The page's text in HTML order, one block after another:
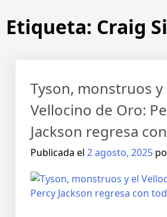
Etiqueta: Craig
Tyson, monstruos y
Vellocino de Oro:
Jackson regresa
Publicada el 2 agosto, 2025